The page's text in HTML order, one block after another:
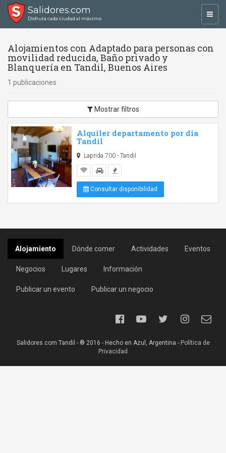
Salidores.com
Disfrutá cada ciudad al máximo
Alojamientos con Adaptado para personas con
movilidad reducida, Baño privado y
Blanquería en Tandil, Buenos Aires
1 publicaciones
Mostrar filtros
Alquiler departamento por dia
Tandil
Laprida 700 - Tandil
Consultar disponibilidad
Alojamiento Dónde comer Actividades Eventos
Negocios Lugares Información
Publicar un evento Publicar un negocio
Salidores.com Tandil - ® 2016 - Hecho en Azul, Argentina - Política de
Privacidad